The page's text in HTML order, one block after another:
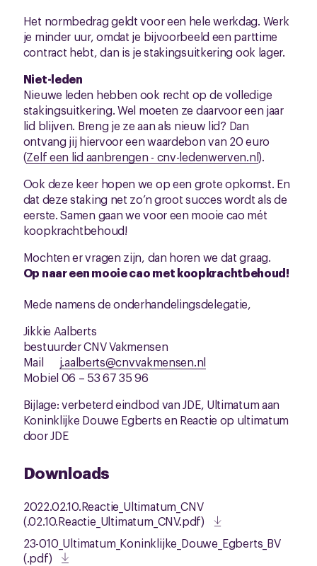
Het normbedrag geldt voor een hele werkdag. Werk
je minder uur, omdat je bijvoorbeeld een parttime
contract hebt, dan is je stakingsuitkering ook lager.
Niet-leden
Nieuwe leden hebben ook recht op de volledige
stakingsuitkering. Wel moeten ze daarvoor een jaar
lid blijven. Breng je ze aan als nieuw lid? Dan
ontvang jij hiervoor een waardebon van 20 euro
(Zelf een lid aanbrengen - cnv-ledenwerven.nl).
Ook deze keer hopen we op een grote opkomst. En
dat deze staking net zo’n groot succes wordt als de
eerste. Samen gaan we voor een mooie cao mét
koopkrachtbehoud!
Mochten er vragen zijn, dan horen we dat graag.
Op naar een mooie cao met koopkrachtbehoud!
Mede namens de onderhandelingsdelegatie,
Jikkie Aalberts
bestuurder CNV Vakmensen
Mail j.aalberts@cnvvakmensen.nl
Mobiel 06 – 53 67 35 96
Bijlage: verbeterd eindbod van JDE, Ultimatum aan
Koninklijke Douwe Egberts en Reactie op ultimatum
door JDE
Downloads
2022.02.10.Reactie_Ultimatum_CNV
(.02.10.Reactie_Ultimatum_CNV.pdf)
23-010_Ultimatum_Koninklijke_Douwe_Egberts_BV
(.pdf)